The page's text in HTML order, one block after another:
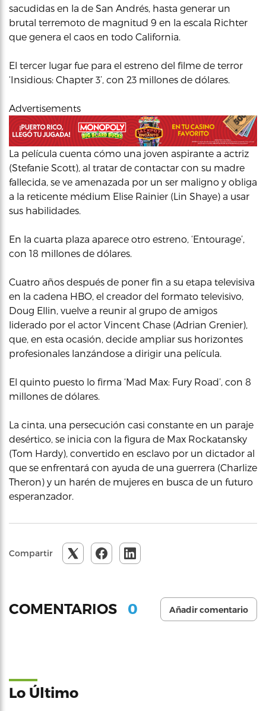
sacudidas en la de San Andrés, hasta generar un
brutal terremoto de magnitud 9 en la escala Richter
que genera el caos en todo California.
El tercer lugar fue para el estreno del filme de terror
‘Insidious: Chapter 3’, con 23 millones de dólares.
Advertisements
La película cuenta cómo una joven aspirante a actriz
(Stefanie Scott), al tratar de contactar con su madre
fallecida, se ve amenazada por un ser maligno y obliga
a la reticente médium Elise Rainier (Lin Shaye) a usar
sus habilidades.
En la cuarta plaza aparece otro estreno, ‘Entourage’,
con 18 millones de dólares.
Cuatro años después de poner fin a su etapa televisiva
en la cadena HBO, el creador del formato televisivo,
Doug Ellin, vuelve a reunir al grupo de amigos
liderado por el actor Vincent Chase (Adrian Grenier),
que, en esta ocasión, decide ampliar sus horizontes
profesionales lanzándose a dirigir una película.
El quinto puesto lo firma ‘Mad Max: Fury Road’, con 8
millones de dólares.
La cinta, una persecución casi constante en un paraje
desértico, se inicia con la figura de Max Rockatansky
(Tom Hardy), convertido en esclavo por un dictador al
que se enfrentará con ayuda de una guerrera (Charlize
Theron) y un harén de mujeres en busca de un futuro
esperanzador.
Compartir
COMENTARIOS 0 Añadir comentario
Lo Último